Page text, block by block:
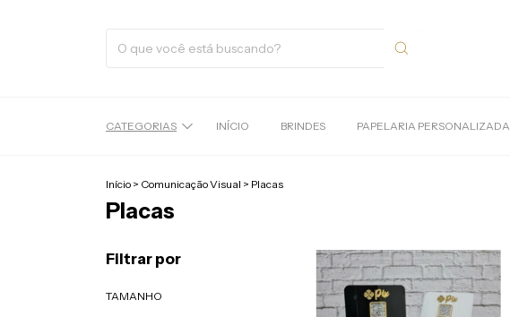
CATEGORIAS INÍCIO BRINDES PAPELARIA PERSONALIZADA
Início > Comunicação Visual > Placas
Placas
Filtrar por
TAMANHO